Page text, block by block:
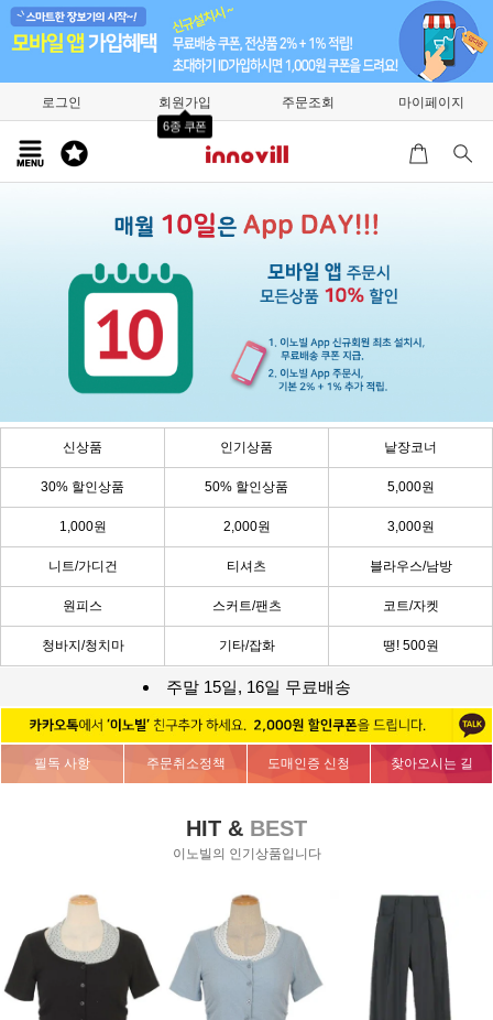
로그인 회원가입
6종 쿠폰
주문조회 마이페이지
신상품 인기상품 낱장코너
30% 할인상품 50% 할인상품 5,000원
1,000원 2,000원 3,000원
니트/가디건 티셔츠 블라우스/남방
원피스 스커트/팬츠 코트/자켓
청바지/청치마 기타/잡화 땡! 500원
주말 15일, 16일 무료배송
필독 사항 주문취소정책 도매인증 신청 찾아오시는 길
HIT & BEST
이노빌의 인기상품입니다